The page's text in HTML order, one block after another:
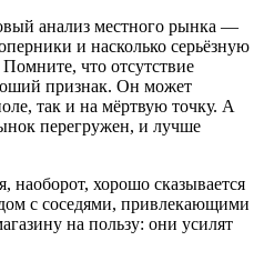
анализ местного рынка —
и насколько серьёзную
что отсутствие
признак. Он может
так и на мёртвую точку. А
перегружен, и лучше
наоборот, хорошо сказывается
с соседями, привлекающими
на пользу: они усилят